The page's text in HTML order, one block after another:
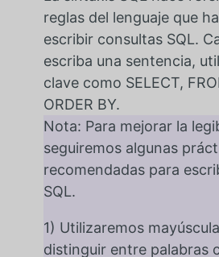
reglas del lenguaje que
escribir consultas SQL.
escriba una sentencia,
clave como SELECT,
ORDER BY.
Nota: Para mejorar la
seguiremos algunas
recomendadas para
SQL.
1) Utilizaremos
distinguir entre palabras